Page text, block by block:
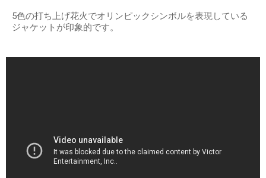
5色の打ち上げ花火でオリンピックシンボルを表現している
ジャケットが印象的です。